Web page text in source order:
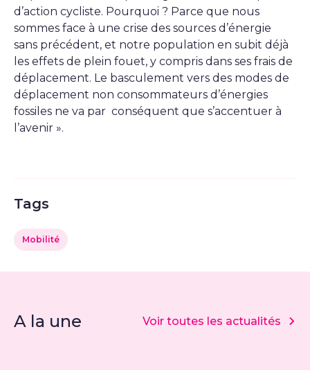
d’action cycliste. Pourquoi ? Parce que nous
sommes face à une crise des sources d’énergie
sans précédent, et notre population en subit déjà
les effets de plein fouet, y compris dans ses frais de
déplacement. Le basculement vers des modes de
déplacement non consommateurs d’énergies
fossiles ne va par conséquent que s’accentuer à
l’avenir ».
Tags
Mobilité
A la une Voir toutes les actualités